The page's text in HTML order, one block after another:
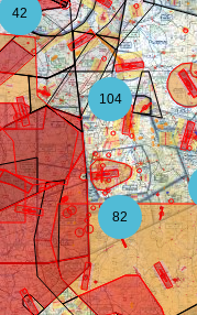
104
42
82